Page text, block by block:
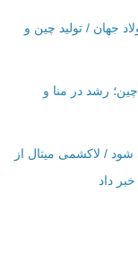
جهان / تولید چین و
سال ۲۰۲۴ / ثبات در چین؛ رشد در منا و
/ لاکشمی میتال از